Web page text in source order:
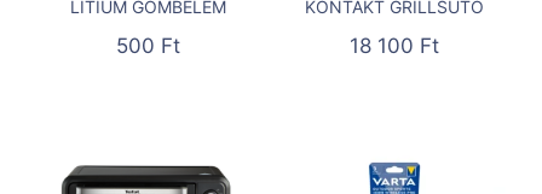
LÍTIUM GOMBELEM
500 Ft
KONTAKT GRILLSÜTŐ
18 100 Ft